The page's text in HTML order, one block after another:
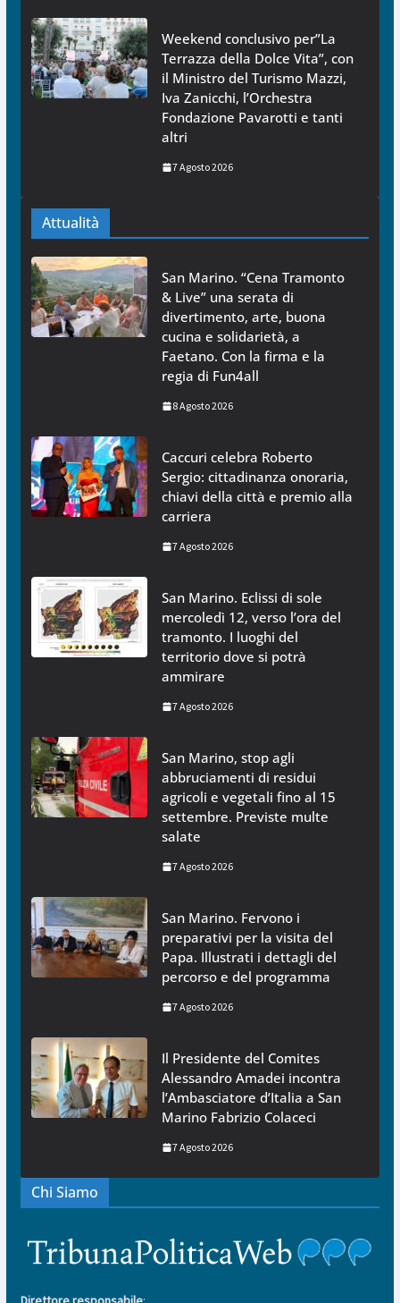
Weekend conclusivo per”La
Terrazza della Dolce Vita”, con
il Ministro del Turismo Mazzi,
Iva Zanicchi, l’Orchestra
Fondazione Pavarotti e tanti
altri
7 Agosto 2026
Attualità
San Marino. “Cena Tramonto
& Live” una serata di
divertimento, arte, buona
cucina e solidarietà, a
Faetano. Con la firma e la
regia di Fun4all
8 Agosto 2026
Caccuri celebra Roberto
Sergio: cittadinanza onoraria,
chiavi della città e premio alla
carriera
7 Agosto 2026
San Marino. Eclissi di sole
mercoledì 12, verso l’ora del
tramonto. I luoghi del
territorio dove si potrà
ammirare
7 Agosto 2026
San Marino, stop agli
abbruciamenti di residui
agricoli e vegetali fino al 15
settembre. Previste multe
salate
7 Agosto 2026
San Marino. Fervono i
preparativi per la visita del
Papa. Illustrati i dettagli del
percorso e del programma
7 Agosto 2026
Il Presidente del Comites
Alessandro Amadei incontra
l’Ambasciatore d’Italia a San
Marino Fabrizio Colaceci
7 Agosto 2026
Chi Siamo